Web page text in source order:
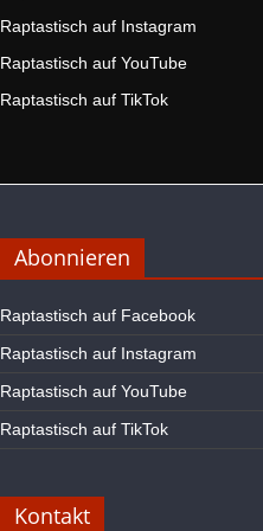
Raptastisch auf Instagram
Raptastisch auf YouTube
Raptastisch auf TikTok
Abonnieren
Raptastisch auf Facebook
Raptastisch auf Instagram
Raptastisch auf YouTube
Raptastisch auf TikTok
Kontakt